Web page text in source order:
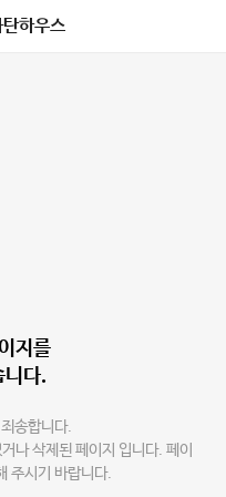
하우스
지를
니다.
송합니다.
나 삭제된 페이지 입니다. 페이
주시기 바랍니다.